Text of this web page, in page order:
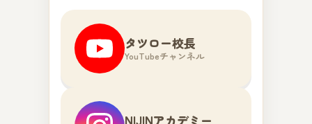
タツロー校長
YouTubeチャンネル
NIJINアカデミー